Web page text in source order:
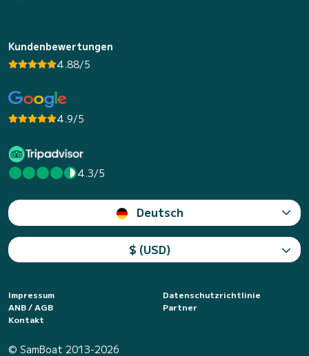
Kundenbewertungen
4.88/5
4.9/5
4.3/5
Deutsch
$ (USD)
Impressum
Datenschutzrichtlinie
ANB / AGB
Partner
Kontakt
© SamBoat 2013-2026